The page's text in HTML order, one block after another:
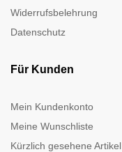
Widerrufsbelehrung
Datenschutz
Für Kunden
Mein Kundenkonto
Meine Wunschliste
Kürzlich gesehene Artikel